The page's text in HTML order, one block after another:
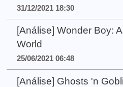
31/12/2021 18:30
[Análise] Wonder Boy:
World
25/06/2021 06:48
[Análise] Ghosts 'n